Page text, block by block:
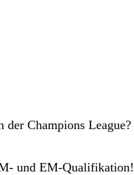
Champions
und EM-Qualifikation!